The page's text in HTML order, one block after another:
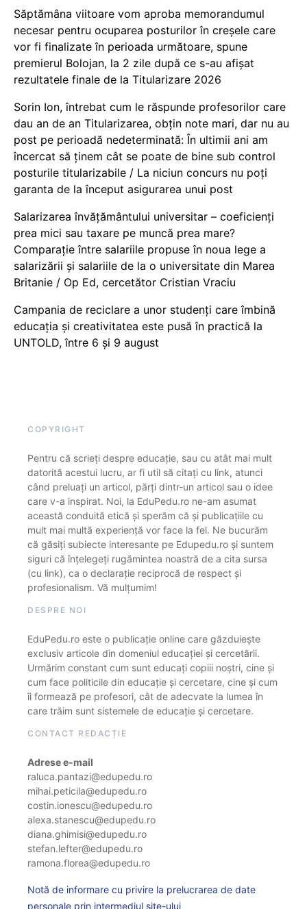
Săptămâna viitoare vom aproba memorandumul
necesar pentru ocuparea posturilor în creșele care
vor fi finalizate în perioada următoare, spune
premierul Bolojan, la 2 zile după ce s-au afișat
rezultatele finale de la Titularizare 2026
Sorin Ion, întrebat cum le răspunde profesorilor care
dau an de an Titularizarea, obțin note mari, dar nu au
post pe perioadă nedeterminată: În ultimii ani am
încercat să ținem cât se poate de bine sub control
posturile titularizabile / La niciun concurs nu poți
garanta de la început asigurarea unui post
Salarizarea învățământului universitar – coeficienți
prea mici sau taxare pe muncă prea mare?
Comparație între salariile propuse în noua lege a
salarizării și salariile de la o universitate din Marea
Britanie / Op Ed, cercetător Cristian Vraciu
Campania de reciclare a unor studenți care îmbină
educația și creativitatea este pusă în practică la
UNTOLD, între 6 și 9 august
COPYRIGHT
Pentru că scrieți despre educație, sau cu atât mai mult
datorită acestui lucru, ar fi util să citați cu link, atunci
când preluați un articol, părți dintr-un articol sau o idee
care v-a inspirat. Noi, la EduPedu.ro ne-am asumat
această conduită etică și sperăm că și publicațiile cu
mult mai multă experiență vor face la fel. Ne bucurăm
că găsiți subiecte interesante pe Edupedu.ro și suntem
siguri că înțelegeți rugămintea noastră de a cita sursa
(cu link), ca o declarație reciprocă de respect și
profesionalism. Vă mulțumim!
DESPRE NOI
EduPedu.ro este o publicație online care găzduiește
exclusiv articole din domeniul educației și cercetării.
Urmărim constant cum sunt educați copiii noștri, cine și
cum face politicile din educație și cercetare, cine și cum
îi formează pe profesori, cât de adecvate la lumea în
care trăim sunt sistemele de educație și cercetare.
CONTACT REDACȚIE
Adrese e-mail
raluca.pantazi@edupedu.ro
mihai.peticila@edupedu.ro
costin.ionescu@edupedu.ro
alexa.stanescu@edupedu.ro
diana.ghimisi@edupedu.ro
stefan.lefter@edupedu.ro
ramona.florea@edupedu.ro
Notă de informare cu privire la prelucrarea de date
personale prin intermediul site-ului